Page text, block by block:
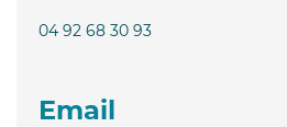
04 92 68 30 93
Email